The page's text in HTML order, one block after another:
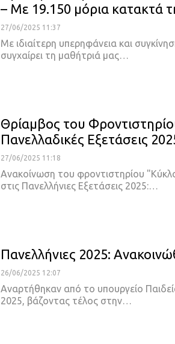
– Με 19.150 μόρια κατακτά
27/06/2025 11:37
Με ιδιαίτερη υπερηφάνεια και
συγχαίρει τη μαθήτριά μας…
Θρίαμβος του
Πανελλαδικές Εξετάσεις
27/06/2025 11:18
Ανακοίνωση του φροντιστηρίου
στις Πανελλήνιες Εξετάσεις 2025:…
Πανελλήνιες 2025:
26/06/2025 12:07
Aναρτήθηκαν από το υπουργείο
2025, βάζοντας τέλος στην…